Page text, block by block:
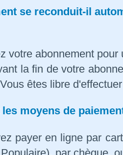
se reconduit-il
votre abonnement
la fin de votre
êtes libre
moyens de
payer en ligne par